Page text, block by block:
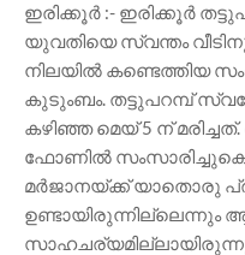
ഇരിക്കൂർ :- ഇരിക്കൂർ
യുവതിയെ സ്വന്തം
നിലയിൽ കണ്ടെത്തിയ
കുടുംബം. തട്ടുപറമ്പ്
കഴിഞ്ഞ മെയ് 5 ന്
ഫോണിൽ
മർജാനയ്ക്ക് യാതൊരു